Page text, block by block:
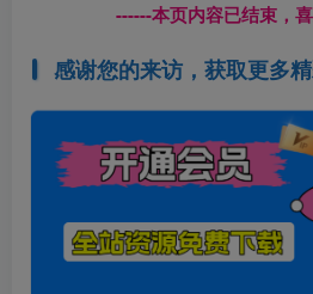
------本页内容已结束，
感谢您的来访，获取更多